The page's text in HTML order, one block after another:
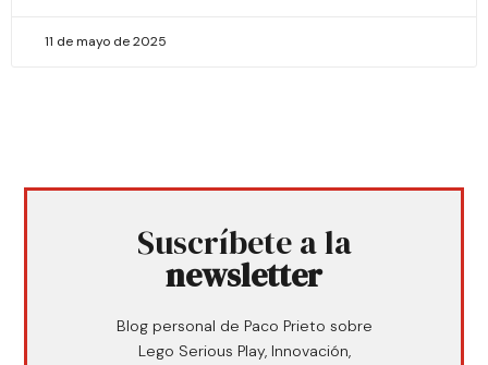
11 de mayo de 2025
Suscríbete a la
newsletter
Blog personal de Paco Prieto sobre
Lego Serious Play, Innovación,